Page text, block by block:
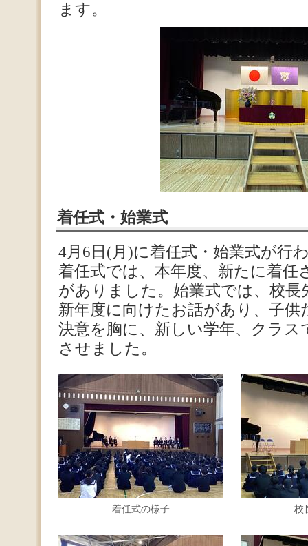
ます。
着任式・始業式
4月6日(月)に着任式・始業式が行
着任式では、本年度、新たに着任
がありました。始業式では、校長
新年度に向けたお話があり、子
決意を胸に、新しい学年、クラス
させました。
着任式の様子 校